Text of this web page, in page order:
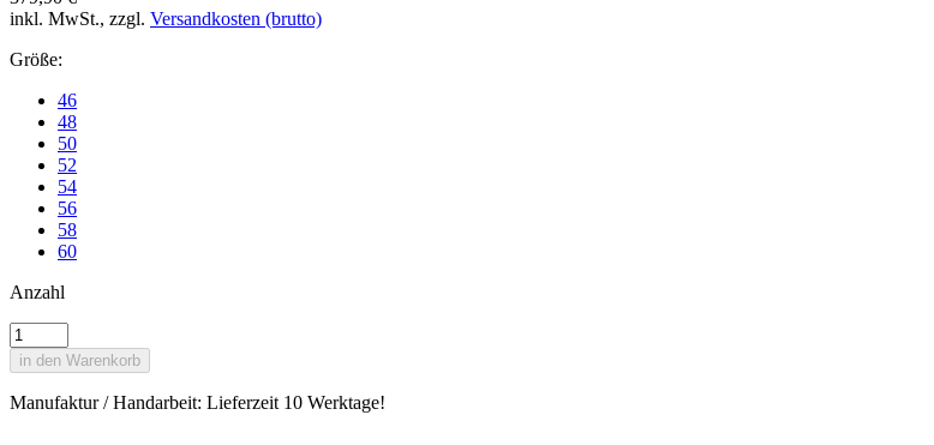
inkl. MwSt., zzgl. Versandkosten (brutto)
Größe:
46
48
50
52
54
56
58
60
Anzahl
in den Warenkorb
Manufaktur / Handarbeit: Lieferzeit 10 Werktage!